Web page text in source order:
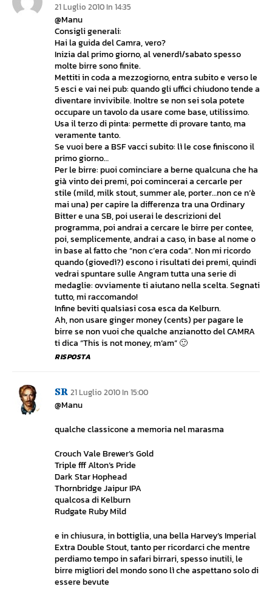
21 Luglio 2010 In 14:35
@Manu
Consigli generali:
Hai la guida del Camra, vero?
Inizia dal primo giorno, al venerdì/sabato spesso
molte birre sono finite.
Mettiti in coda a mezzogiorno, entra subito e verso le
5 esci e vai nei pub: quando gli uffici chiudono tende a
diventare invivibile. Inoltre se non sei sola potete
occupare un tavolo da usare come base, utilissimo.
Usa il terzo di pinta: permette di provare tanto, ma
veramente tanto.
Se vuoi bere a BSF vacci subito: lì le cose finiscono il
primo giorno…
Per le birre: puoi cominciare a berne qualcuna che ha
già vinto dei premi, poi comincerai a cercarle per
stile (mild, milk stout, summer ale, porter…non ce n’è
mai una) per capire la differenza tra una Ordinary
Bitter e una SB, poi userai le descrizioni del
programma, poi andrai a cercare le birre per contee,
poi, semplicemente, andrai a caso, in base al nome o
in base al fatto che “non c’era coda”. Non mi ricordo
quando (giovedì?) escono i risultati dei premi, quindi
vedrai spuntare sulle Angram tutta una serie di
medaglie: ovviamente ti aiutano nella scelta. Segnati
tutto, mi raccomando!
Infine beviti qualsiasi cosa esca da Kelburn.
Ah, non usare ginger money (cents) per pagare le
birre se non vuoi che qualche anzianotto del CAMRA
ti dica “This is not money, m’am” 🙂
RISPOSTA
SR 21 Luglio 2010 In 15:00
@Manu
qualche classicone a memoria nel marasma
Crouch Vale Brewer’s Gold
Triple fff Alton’s Pride
Dark Star Hophead
Thornbridge Jaipur IPA
qualcosa di Kelburn
Rudgate Ruby Mild
e in chiusura, in bottiglia, una bella Harvey’s Imperial
Extra Double Stout, tanto per ricordarci che mentre
perdiamo tempo in safari birrari, spesso inutili, le
birre migliori del mondo sono lì che aspettano solo di
essere bevute